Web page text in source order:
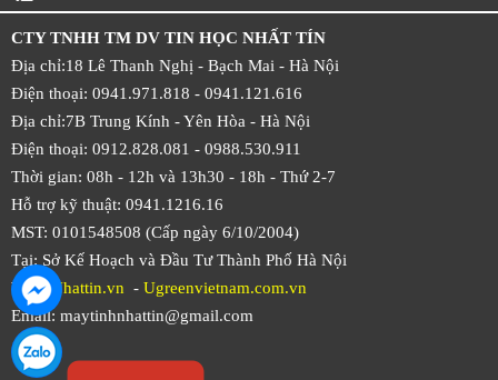
CTY TNHH TM DV TIN HỌC NHẤT TÍN
Địa chỉ:18 Lê Thanh Nghị - Bạch Mai - Hà Nội
Điện thoại: 0941.971.818 - 0941.121.616
Địa chỉ:7B Trung Kính - Yên Hòa - Hà Nội
Điện thoại: 0912.828.081 - 0988.530.911
Thời gian: 08h - 12h và 13h30 - 18h - Thứ 2-7
Hỗ trợ kỹ thuật: 0941.1216.16
MST: 0101548508 (Cấp ngày 6/10/2004)
Tại: Sở Kế Hoạch và Đầu Tư Thành Phố Hà Nội
Web:Nhattin.vn - Ugreenvietnam.com.vn
Email: maytinhnhattin@gmail.com